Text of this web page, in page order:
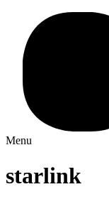
Menu
starlink